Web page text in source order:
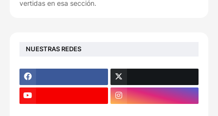
vertidas en esa sección.
NUESTRAS REDES